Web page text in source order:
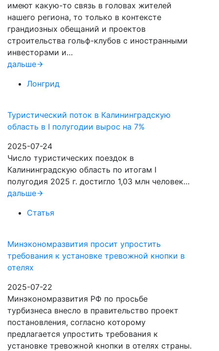
имеют какую-то связь в головах жителей
нашего региона, то только в контексте
грандиозных обещаний и проектов
строительства гольф-клубов с иностранными
инвесторами и…
дальше
Лонгрид
Туристический поток в Калининградскую
область в I полугодии вырос на 7%
2025-07-24
Число туристических поездок в
Калининградскую область по итогам I
полугодия 2025 г. достигло 1,03 млн человек…
дальше
Статья
Минэкономразвития просит упростить
требования к установке тревожной кнопки в
отелях
2025-07-22
Минэкономразвития РФ по просьбе
турбизнеса внесло в правительство проект
постановления, согласно которому
предлагается упростить требования к
установке тревожной кнопки в отелях страны.